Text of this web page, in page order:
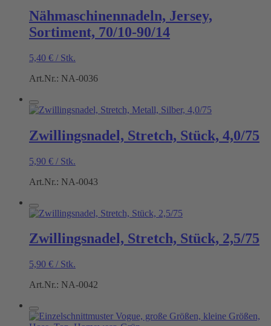
Nähmaschinennadeln, Jersey,
Sortiment, 70/10-90/14
5,40 € / Stk.
Art.Nr.: NA-0036
Zwillingsnadel, Stretch, Stück, 4,0/75
5,90 € / Stk.
Art.Nr.: NA-0043
Zwillingsnadel, Stretch, Stück, 2,5/75
5,90 € / Stk.
Art.Nr.: NA-0042